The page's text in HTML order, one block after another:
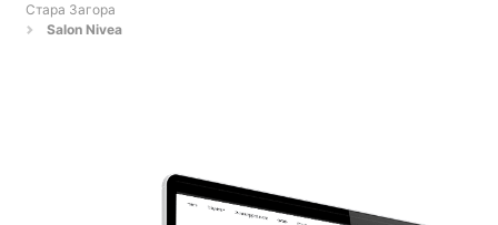
Стара Загора
Salon Nivea